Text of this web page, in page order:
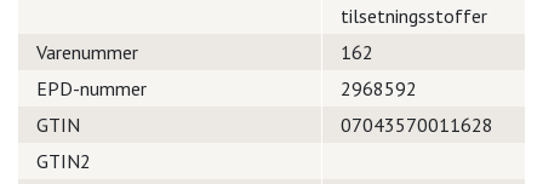
tilsetningsstoffer
Varenummer
162
EPD-nummer
2968592
GTIN
07043570011628
GTIN2